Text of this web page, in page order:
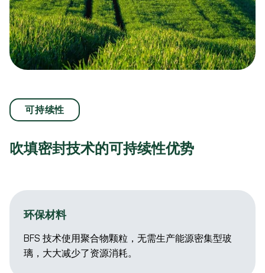
可持续性
吹填密封技术的可持续性优势
环保材料
BFS 技术使用聚合物颗粒，无需生产能源密集型玻
璃，大大减少了资源消耗。